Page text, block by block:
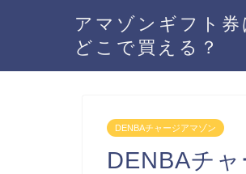
アマゾンギフト券
どこで買える？
DENBAチャージアマゾン
DENBAチ